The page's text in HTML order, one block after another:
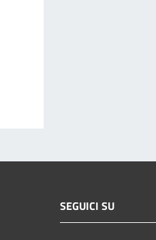
SEGUICI SU